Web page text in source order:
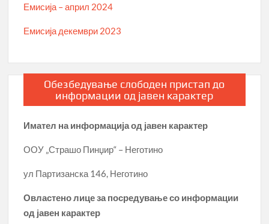
Емисија – април 2024
Емисија декември 2023
Обезбедување слободен пристап до
информации од јавен карактер
Имател на информација од јавен карактер
ООУ „Страшо Пинџир“ – Неготино
ул Партизанска 146, Неготино
Овластено лице за посредување со информации
од јавен карактер